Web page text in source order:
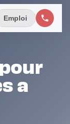
Emploi
a